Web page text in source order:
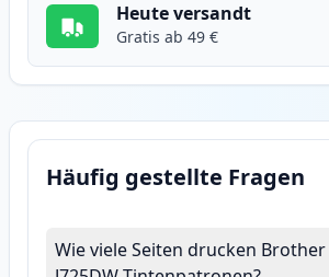
Heute versandt
Gratis ab 49 €
Häufig gestellte Fragen
Wie viele Seiten drucken Brother